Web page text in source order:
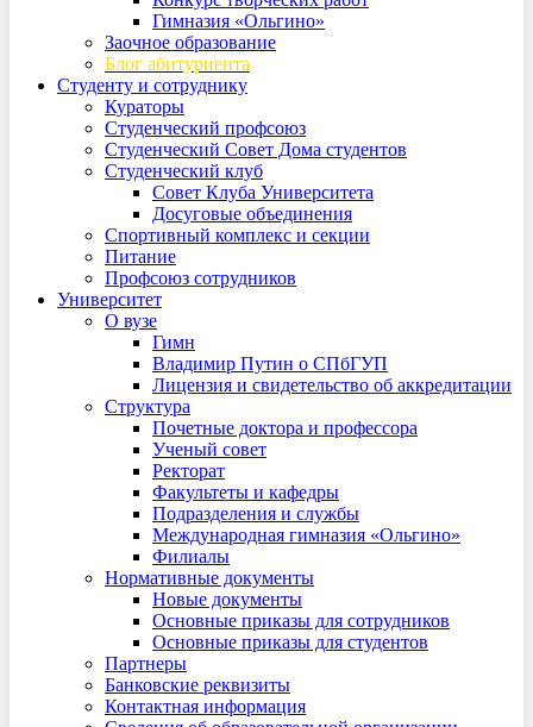
Гимназия «Ольгино»
Заочное образование
Блог абитуриента
Студенту и сотруднику
Кураторы
Студенческий профсоюз
Студенческий Совет Дома студентов
Студенческий клуб
Совет Клуба Университета
Досуговые объединения
Спортивный комплекс и секции
Питание
Профсоюз сотрудников
Университет
О вузе
Гимн
Владимир Путин о СПбГУП
Лицензия и свидетельство об аккредитации
Структура
Почетные доктора и профессора
Ученый совет
Ректорат
Факультеты и кафедры
Подразделения и службы
Международная гимназия «Ольгино»
Филиалы
Нормативные документы
Новые документы
Основные приказы для сотрудников
Основные приказы для студентов
Партнеры
Банковские реквизиты
Контактная информация